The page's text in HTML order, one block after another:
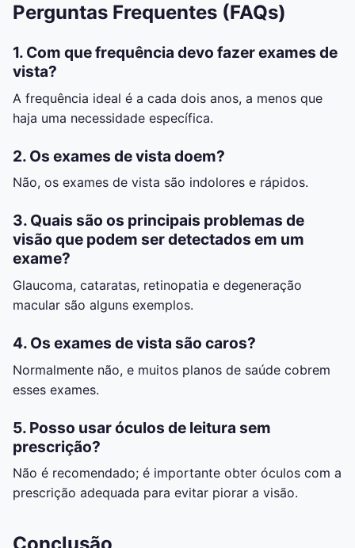
Perguntas Frequentes (FAQs)
1. Com que frequência devo fazer exames de
vista?
A frequência ideal é a cada dois anos, a menos que
haja uma necessidade específica.
2. Os exames de vista doem?
Não, os exames de vista são indolores e rápidos.
3. Quais são os principais problemas de
visão que podem ser detectados em um
exame?
Glaucoma, cataratas, retinopatia e degeneração
macular são alguns exemplos.
4. Os exames de vista são caros?
Normalmente não, e muitos planos de saúde cobrem
esses exames.
5. Posso usar óculos de leitura sem
prescrição?
Não é recomendado; é importante obter óculos com a
prescrição adequada para evitar piorar a visão.